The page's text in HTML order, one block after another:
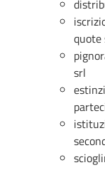
quote
srl